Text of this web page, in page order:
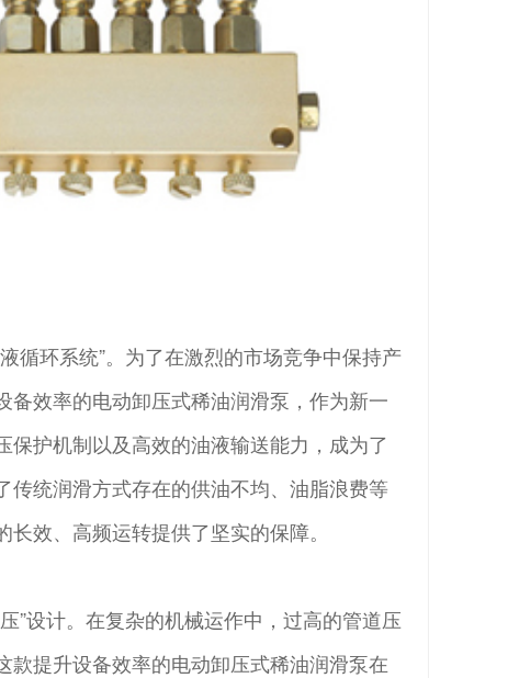
循环系统”。为了在激烈的市场竞争中保持产
效率的电动卸压式稀油润滑泵，作为新一
护机制以及高效的油液输送能力，成为了
统润滑方式存在的供油不均、油脂浪费等
效、高频运转提供了坚实的保障。
”设计。在复杂的机械运作中，过高的管道压
提升设备效率的电动卸压式稀油润滑泵在